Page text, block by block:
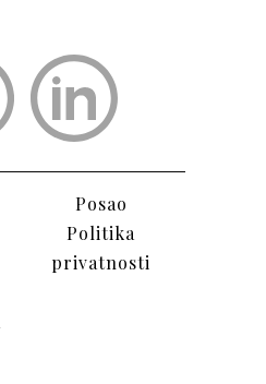
Posao
Politika
privatnosti